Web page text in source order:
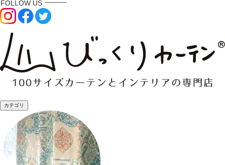
カテゴリ